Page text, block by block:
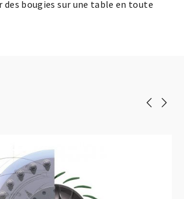
bougies sur une table en toute